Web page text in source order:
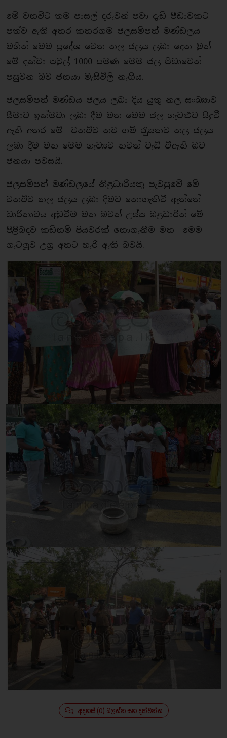
මේ වනවිට තම පාසල් දරුවන් පවා දැඩි පීඩාවකට
පත්ව ඇති අතර කතරගම ජලසම්පත් මණ්ඩලය
මගින් මෙම ප‍්‍රදේශ වෙත නල ජලය ලබා දෙන මුත්
මේ දක්වා පවුල් 1000 පමණ මෙම ජල පීඩාවෙන්
පසුවන බව ජනයා මැසිවිලි නැගීය.
ජලසම්පත් මණ්ඩය ජලය ලබා දිය යුතු නල සංඛ්‍යාව
සීමාව ඉක්මවා ලබා දීම මත මෙම ජල ගැටළුව සිදුවී
ඇති අතර මේ වනවිට නව ගම් රැුසකට නල ජලය
ලබා දීම මත මෙම ගැට්‍යව තවත් වැඩි වීඇති බව
ජනයා පවසයි.
ජලසම්පත් මණ්ඩලයේ නිළධාරියකු පැවසුවේ මේ
වනවිට නල ජලය ලබා දිමට නොහැකිවී ඇත්තේ
ධාරිතාවය අඩුවීම මත බවත් උස්ස බළධාරින් මේ
පිළිබදව කඩිනම් පියවරක් නොගැනීම මත මෙම
ගැටලූව උග‍්‍ර අතට හැරි ඇති බවයි.
අදහස් (0) බලන්න සහ දක්වන්න